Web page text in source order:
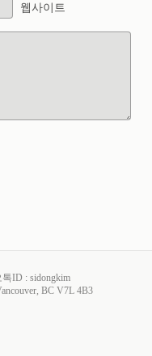
웹사이트
톡ID : sidongkim
BC V7L 4B3